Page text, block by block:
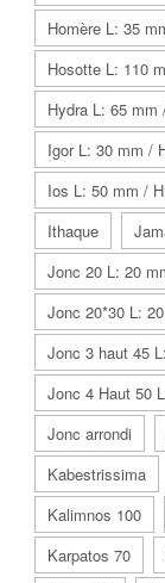
Homère L: 35
Hosotte L: 110
Hydra L: 65 mm
Igor L: 30 mm /
Ios L: 50 mm /
Ithaque
Jonc 20 L: 20
Jonc 20*30 L:
Jonc 3 haut 45
Jonc 4 Haut 50
Jonc arrondi
Kabestrissima
Kalimnos 100
Karpatos 70